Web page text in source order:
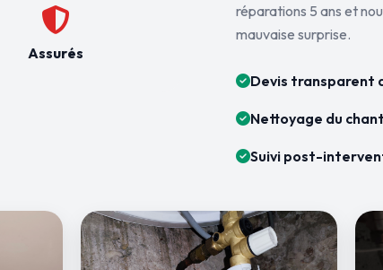
Assurés
réparations 5 ans et
mauvaise surprise.
Devis transparent
Nettoyage du
Suivi post-